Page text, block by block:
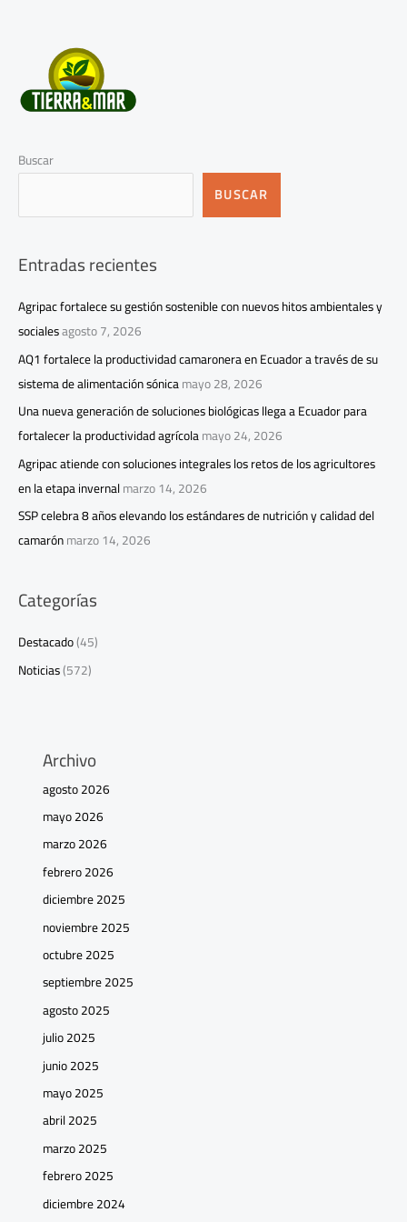
Buscar
BUSCAR
Entradas recientes
Agripac fortalece su gestión sostenible con nuevos hitos ambientales y
socialesagosto 7, 2026
AQ1 fortalece la productividad camaronera en Ecuador a través de su
sistema de alimentación sónicamayo 28, 2026
Una nueva generación de soluciones biológicas llega a Ecuador para
fortalecer la productividad agrícolamayo 24, 2026
Agripac atiende con soluciones integrales los retos de los agricultores
en la etapa invernalmarzo 14, 2026
SSP celebra 8 años elevando los estándares de nutrición y calidad del
camarónmarzo 14, 2026
Categorías
Destacado(45)
Noticias(572)
Archivo
agosto 2026
mayo 2026
marzo 2026
febrero 2026
diciembre 2025
noviembre 2025
octubre 2025
septiembre 2025
agosto 2025
julio 2025
junio 2025
mayo 2025
abril 2025
marzo 2025
febrero 2025
diciembre 2024